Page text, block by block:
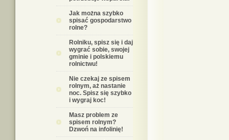
Jak można szybko
spisać gospodarstwo
rolne?
Rolniku, spisz się i daj
wygrać sobie, swojej
gminie i polskiemu
rolnictwu!
Nie czekaj ze spisem
rolnym, aż nastanie
noc. Spisz się szybko
i wygraj koc!
Masz problem ze
spisem rolnym?
Dzwoń na infolinię!